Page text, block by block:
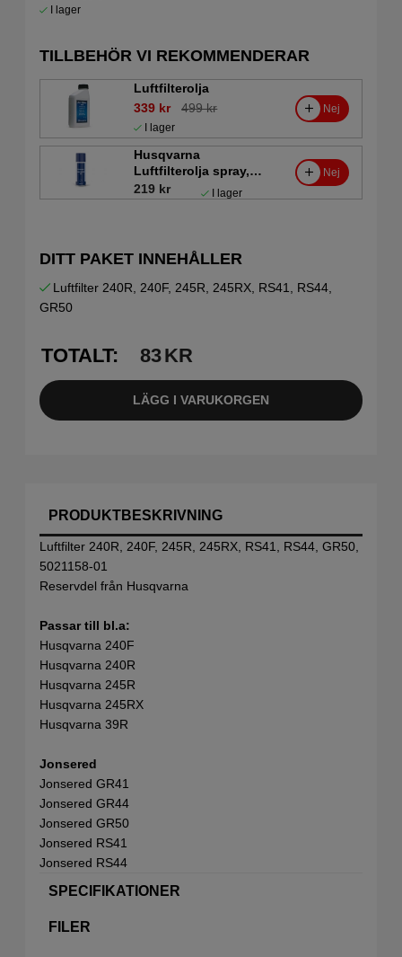
I lager
TILLBEHÖR VI REKOMMENDERAR
Luftfilterolja
339 kr
499 kr
I lager
Nej
Husqvarna
Luftfilterolja spray,
200ml
219 kr I lager
Nej
DITT PAKET INNEHÅLLER
Luftfilter 240R, 240F, 245R, 245RX, RS41, RS44,
GR50
TOTALT: 83KR
LÄGG I VARUKORGEN
PRODUKTBESKRIVNING
Luftfilter 240R, 240F, 245R, 245RX, RS41, RS44, GR50,
5021158-01
Reservdel från Husqvarna
Passar till bl.a:
Husqvarna 240F
Husqvarna 240R
Husqvarna 245R
Husqvarna 245RX
Husqvarna 39R
Jonsered
Jonsered GR41
Jonsered GR44
Jonsered GR50
Jonsered RS41
Jonsered RS44
SPECIFIKATIONER
FILER